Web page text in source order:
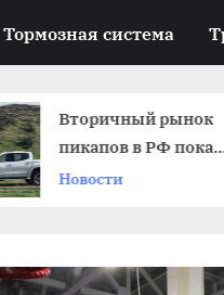
Тормозная система
Вторичный рынок
пикапов в РФ пока
находится «в
Новости